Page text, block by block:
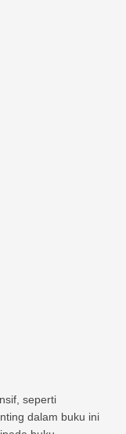
seperti
dalam buku ini